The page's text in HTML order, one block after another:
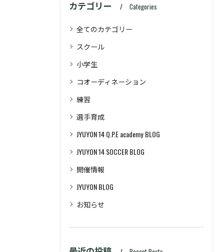
カテゴリー Categories
全てのカテゴリー
スクール
小学生
コオーディネーション
練習
選手育成
JYUYON 14 Q.P.E academy BLOG
JYUYON 14 SOCCER BLOG
開催情報
JYUYON BLOG
お知らせ